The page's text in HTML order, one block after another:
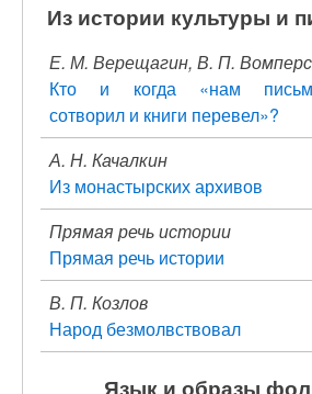
Из истории культуры и
Е. М. Верещагин, В. П.
Кто и когда «нам
сотворил и книги перевел»?
А. Н. Качалкин
Из монастырских архивов
Прямая речь истории
Прямая речь истории
В. П. Козлов
Народ безмолвствовал
Язык и образы